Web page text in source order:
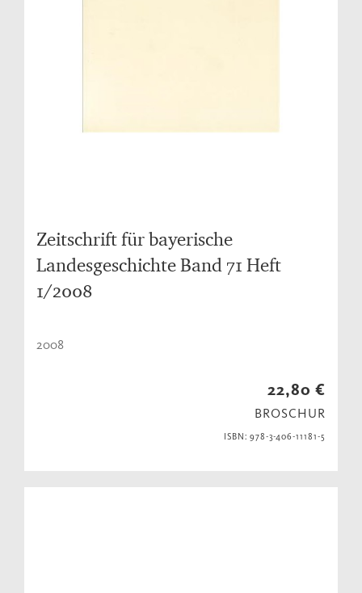
Zeitschrift für bayerische
Landesgeschichte Band 71 Heft
1/2008
2008
22,80 €
BROSCHUR
ISBN: 978-3-406-11181-5